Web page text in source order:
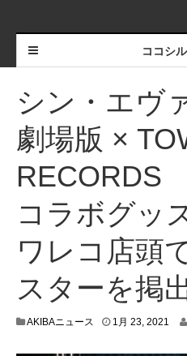
ココシ
シン・エヴ
劇場版 ×
RECORDS
コラボグッ
ワレコ店頭
スターを掲
AKIBAニュース 1月 23, 2021